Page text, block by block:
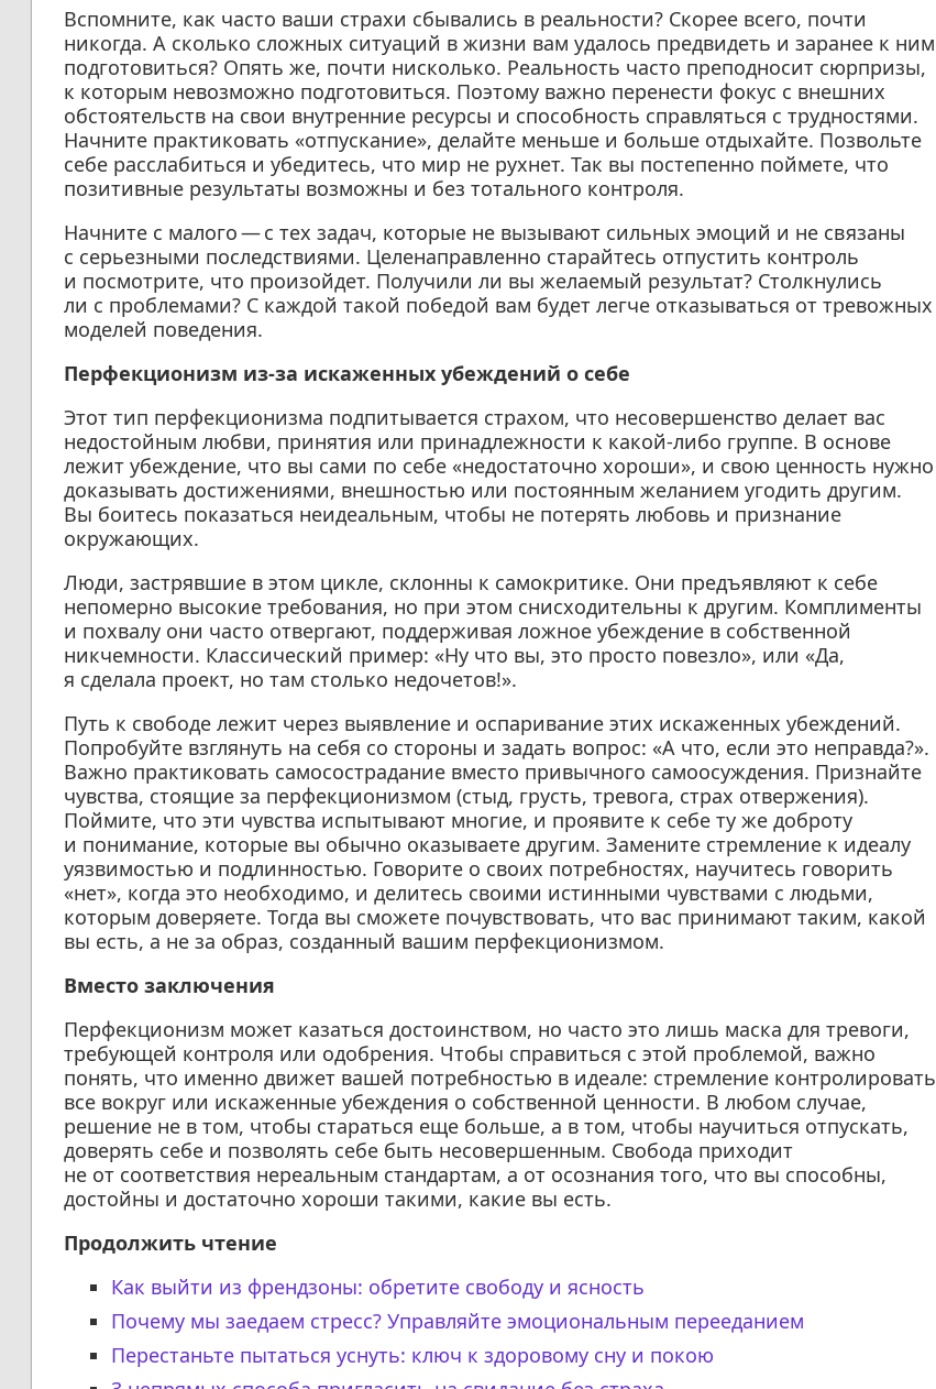
Вспомните, как часто ваши страхи сбывались в реальности? Скорее всего, почти
никогда. А сколько сложных ситуаций в жизни вам удалось предвидеть и заранее к ним
подготовиться? Опять же, почти нисколько. Реальность часто преподносит сюрпризы,
к которым невозможно подготовиться. Поэтому важно перенести фокус с внешних
обстоятельств на свои внутренние ресурсы и способность справляться с трудностями.
Начните практиковать «отпускание», делайте меньше и больше отдыхайте. Позвольте
себе расслабиться и убедитесь, что мир не рухнет. Так вы постепенно поймете, что
позитивные результаты возможны и без тотального контроля.
Начните с малого — с тех задач, которые не вызывают сильных эмоций и не связаны
с серьезными последствиями. Целенаправленно старайтесь отпустить контроль
и посмотрите, что произойдет. Получили ли вы желаемый результат? Столкнулись
ли с проблемами? С каждой такой победой вам будет легче отказываться от тревожных
моделей поведения.
Перфекционизм из-за искаженных убеждений о себе
Этот тип перфекционизма подпитывается страхом, что несовершенство делает вас
недостойным любви, принятия или принадлежности к какой-либо группе. В основе
лежит убеждение, что вы сами по себе «недостаточно хороши», и свою ценность нужно
доказывать достижениями, внешностью или постоянным желанием угодить другим.
Вы боитесь показаться неидеальным, чтобы не потерять любовь и признание
окружающих.
Люди, застрявшие в этом цикле, склонны к самокритике. Они предъявляют к себе
непомерно высокие требования, но при этом снисходительны к другим. Комплименты
и похвалу они часто отвергают, поддерживая ложное убеждение в собственной
никчемности. Классический пример: «Ну что вы, это просто повезло», или «Да,
я сделала проект, но там столько недочетов!».
Путь к свободе лежит через выявление и оспаривание этих искаженных убеждений.
Попробуйте взглянуть на себя со стороны и задать вопрос: «А что, если это неправда?».
Важно практиковать самосострадание вместо привычного самоосуждения. Признайте
чувства, стоящие за перфекционизмом (стыд, грусть, тревога, страх отвержения).
Поймите, что эти чувства испытывают многие, и проявите к себе ту же доброту
и понимание, которые вы обычно оказываете другим. Замените стремление к идеалу
уязвимостью и подлинностью. Говорите о своих потребностях, научитесь говорить
«нет», когда это необходимо, и делитесь своими истинными чувствами с людьми,
которым доверяете. Тогда вы сможете почувствовать, что вас принимают таким, какой
вы есть, а не за образ, созданный вашим перфекционизмом.
Вместо заключения
Перфекционизм может казаться достоинством, но часто это лишь маска для тревоги,
требующей контроля или одобрения. Чтобы справиться с этой проблемой, важно
понять, что именно движет вашей потребностью в идеале: стремление контролировать
все вокруг или искаженные убеждения о собственной ценности. В любом случае,
решение не в том, чтобы стараться еще больше, а в том, чтобы научиться отпускать,
доверять себе и позволять себе быть несовершенным. Свобода приходит
не от соответствия нереальным стандартам, а от осознания того, что вы способны,
достойны и достаточно хороши такими, какие вы есть.
Продолжить чтение
Как выйти из френдзоны: обретите свободу и ясность
Почему мы заедаем стресс? Управляйте эмоциональным перееданием
Перестаньте пытаться уснуть: ключ к здоровому сну и покою